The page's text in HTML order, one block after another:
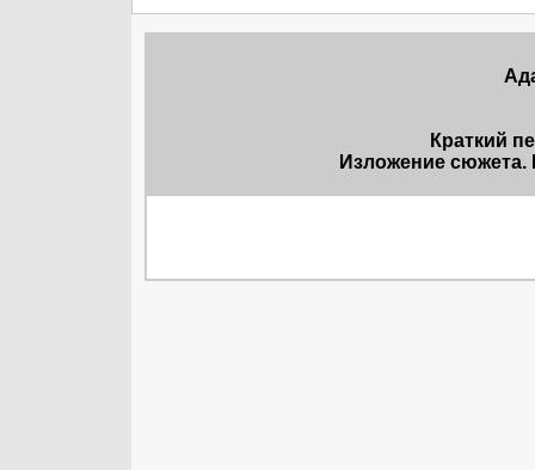
Краткий
Изложение сюжета.